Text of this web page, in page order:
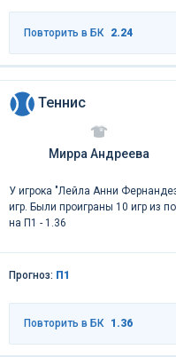
Повторить в БК 2.24
Теннис
Мирра Андреева
У игрока "Лейла Анни
игр. Были проиграны 10 игр из
на П1 - 1.36
Прогноз: П1
Повторить в БК 1.36